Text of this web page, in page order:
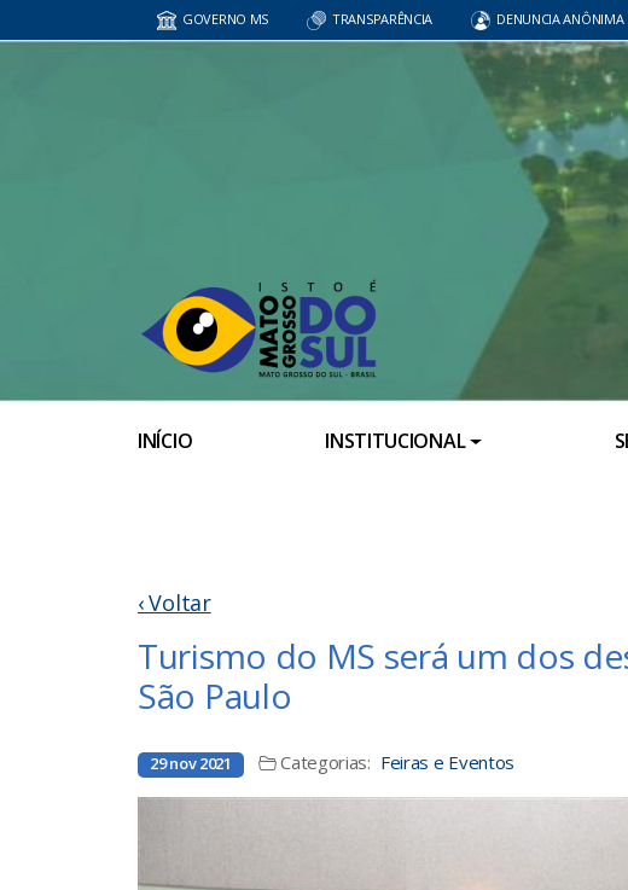
GOVERNO MS TRANSPARÊNCIA DENUNCIA ANÔNIMA
INÍCIO INSTITUCIONAL
‹ Voltar
Turismo do MS será um dos
São Paulo
29 nov 2021 Categorias: Feiras e Eventos